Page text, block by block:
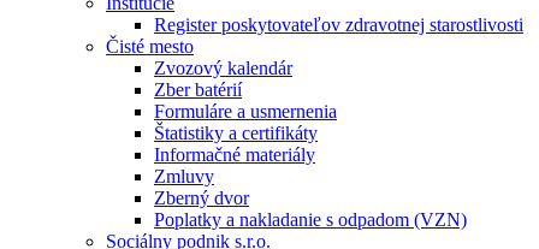
Register poskytovateľov zdravotnej starostlivosti
Čisté mesto
Zvozový kalendár
Zber batérií
Formuláre a usmernenia
Štatistiky a certifikáty
Informačné materiály
Zmluvy
Zberný dvor
Poplatky a nakladanie s odpadom (VZN)
Sociálny podnik s.r.o.